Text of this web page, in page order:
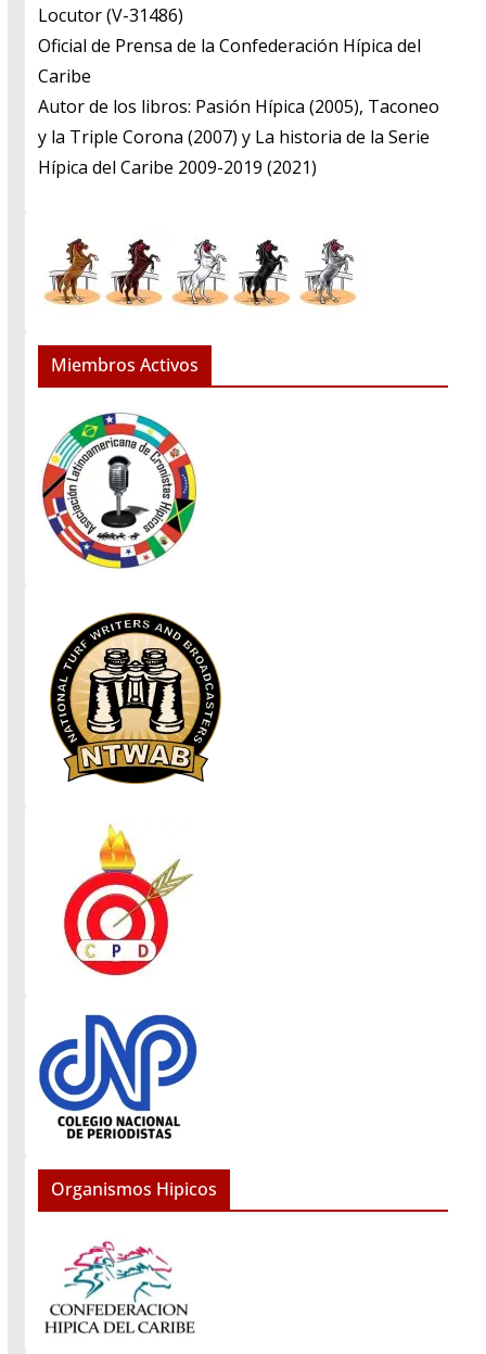
​Locutor (V-31486)
​Oficial de Prensa de la Confederación Hípica del
Caribe
​Autor de los libros: Pasión Hípica (2005), Taconeo
y la Triple Corona (2007) y La historia de la Serie
Hípica del Caribe 2009-2019 (2021)
Miembros Activos
Organismos Hipicos